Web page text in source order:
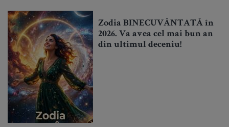
Zodia BINECUVÂNTATĂ în
2026. Va avea cel mai bun an
din ultimul deceniu!